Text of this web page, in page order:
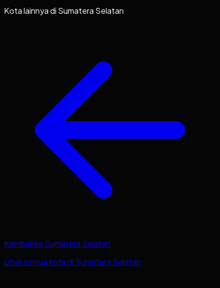
Kota lainnya di Sumatera Selatan
Kembali ke Sumatera Selatan
Lihat semua kota di Sumatera Selatan